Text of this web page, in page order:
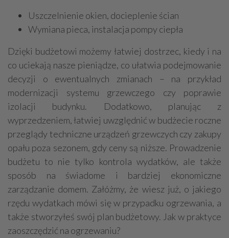
Uszczelnienie okien, docieplenie ścian
Wymiana pieca, instalacja pompy ciepła
Dzięki budżetowi możemy łatwiej dostrzec, kiedy i na
co uciekają nasze pieniądze, co ułatwia podejmowanie
decyzji o ewentualnych zmianach – na przykład
modernizacji systemu grzewczego czy poprawie
izolacji budynku. Dodatkowo, planując z
wyprzedzeniem, łatwiej uwzględnić w budżecie roczne
przeglądy techniczne urządzeń grzewczych czy zakupy
opału poza sezonem, gdy ceny są niższe. Prowadzenie
budżetu to nie tylko kontrola wydatków, ale także
sposób na świadome i bardziej ekonomiczne
zarządzanie domem. Załóżmy, że wiesz już, o jakiego
rzędu wydatkach mówi się w przypadku ogrzewania, a
także stworzyłeś swój plan budżetowy. Jak w praktyce
zaoszczędzić na ogrzewaniu?